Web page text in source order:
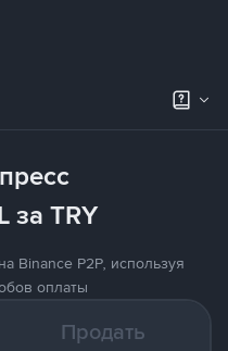
за TRY
Binance P2P, используя
оплаты
Продать